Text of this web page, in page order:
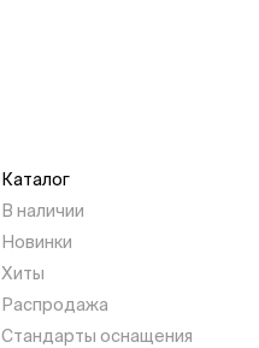
Каталог
В наличии
Новинки
Хиты
Распродажа
Стандарты оснащения